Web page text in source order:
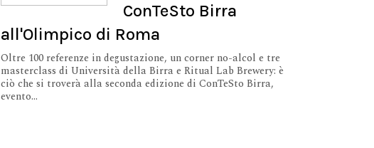
ConTeSto Birra
all'Olimpico di Roma
Oltre 100 referenze in degustazione, un corner no-alcol e tre
masterclass di Università della Birra e Ritual Lab Brewery: è
ciò che si troverà alla seconda edizione di ConTeSto Birra,
evento...